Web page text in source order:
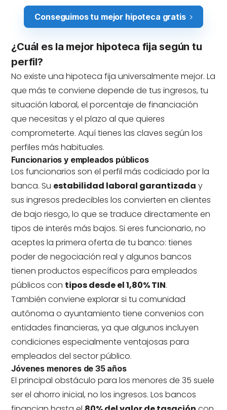
Conseguimos tu mejor hipoteca gratis
¿Cuál es la mejor hipoteca fija según tu
perfil?
No existe una hipoteca fija universalmente mejor. La
que más te conviene depende de tus ingresos, tu
situación laboral, el porcentaje de financiación
que necesitas y el plazo al que quieres
comprometerte. Aquí tienes las claves según los
perfiles más habituales.
Funcionarios y empleados públicos
Los funcionarios son el perfil más codiciado por la
banca. Su estabilidad laboral garantizada y
sus ingresos predecibles los convierten en clientes
de bajo riesgo, lo que se traduce directamente en
tipos de interés más bajos. Si eres funcionario, no
aceptes la primera oferta de tu banco: tienes
poder de negociación real y algunos bancos
tienen productos específicos para empleados
públicos con tipos desde el 1,80% TIN.
También conviene explorar si tu comunidad
autónoma o ayuntamiento tiene convenios con
entidades financieras, ya que algunos incluyen
condiciones especialmente ventajosas para
empleados del sector público.
Jóvenes menores de 35 años
El principal obstáculo para los menores de 35 suele
ser el ahorro inicial, no los ingresos. Los bancos